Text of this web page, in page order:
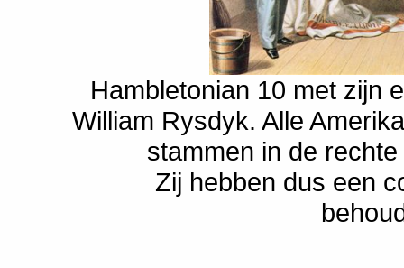
Hambletonian 10 met zijn
William Rysdyk. Alle
stammen in de
Zij hebben dus een